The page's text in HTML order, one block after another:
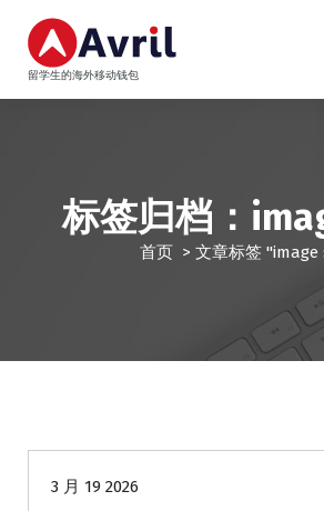
留学生的海外移动钱包
标签归档：
首页 > 文章标签 "image
3 月 19 2026